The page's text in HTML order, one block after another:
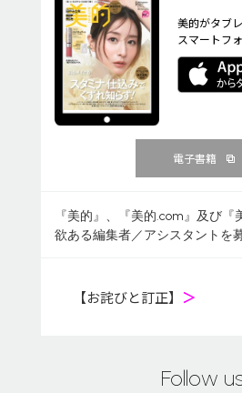
美的がタブ
スマートフ
電子書籍
『美的』、『美的.com』及び『
欲ある編集者／アシスタントを
【お詫びと訂正】 ＞
Follow